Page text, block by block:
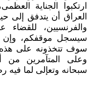
ارتكبوا الجناية
العراق أن يتدفق إلى
والفرنسيين، للقضاء
سيسجل موقفكم، وإن
سوف تتخذونه على هذه
وعلى المتآمرين من
سبحانه وتعإلى لما فيه